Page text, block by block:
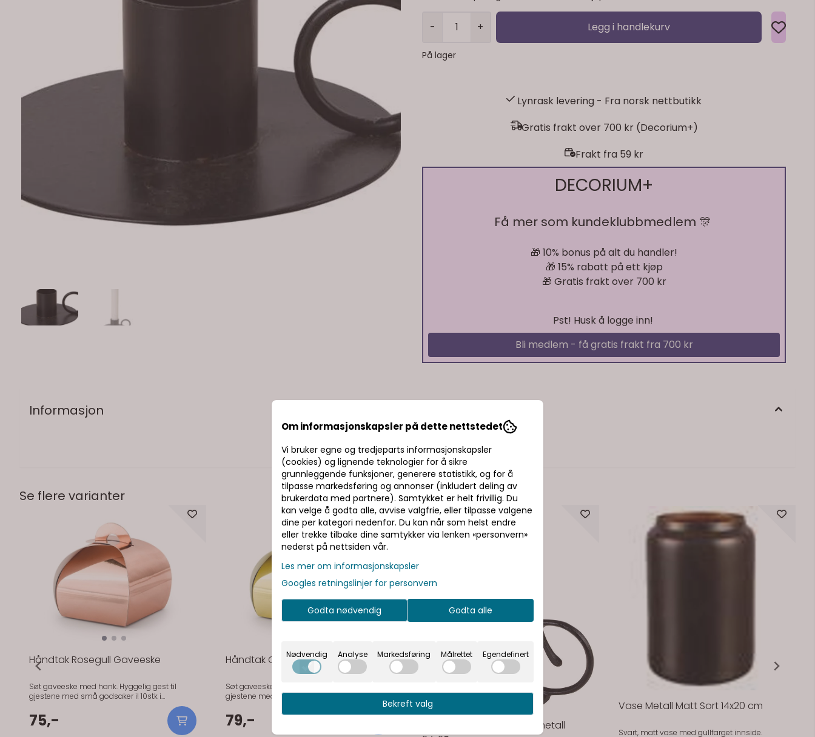
- + Legg i handlekurv
På lager
Lynrask levering - Fra norsk nettbutikk
Gratis frakt over 700 kr (Decorium+)
Frakt fra 59 kr
DECORIUM+
Få mer som kundeklubbmedlem 🎊
🎁 10% bonus på alt du handler!
🎁 15% rabatt på ett kjøp
🎁 Gratis frakt over 700 kr
Pst! Husk å logge inn!
Bli medlem - få gratis frakt fra 700 kr
Informasjon
Se flere varianter
Håndtak Rosegull Gaveeske
Søt gaveeske med hank. Hyggelig gest til
gjestene med små godsaker i! 10stk i
pakken.Søt gaveeske med hank. Hyggelig gest
til gjestene med små godsaker i! Kommer
flatpakket, og er veldig lett å sette sammen.
75,-
Håndtak Gull Gaveeske
Søt gaveeske med hank. Hyggelig gest til
gjestene med små godsaker i! 10stk i pakken.
gjestene med små godsaker i! Kommer
flatpakket, og er veldig lett å sette sammen.
65 x 65 x 55 mm. 10stk i en pakke.
79,-
Figur syklende matt sort metall
Vase Metall Matt Sort 14x20 cm
Svart, matt vase med gullfarget innside.
Om informasjonskapsler på dette nettstedet
Vi bruker egne og tredjeparts informasjonskapsler
(cookies) og lignende teknologier for å sikre
grunnleggende funksjoner, generere statistikk, og for å
tilpasse markedsføring og annonser (inkludert deling av
brukerdata med partnere). Samtykket er helt frivillig. Du
kan velge å godta alle, avvise valgfrie, eller tilpasse valgene
dine per kategori nedenfor. Du kan når som helst endre
eller trekke tilbake dine samtykker via lenken «personvern»
nederst på nettsiden vår.
Les mer om informasjonskapsler
Googles retningslinjer for personvern
Godta nødvendig Godta alle
Nødvendig Analyse Markedsføring Målrettet Egendefinert
Bekreft valg